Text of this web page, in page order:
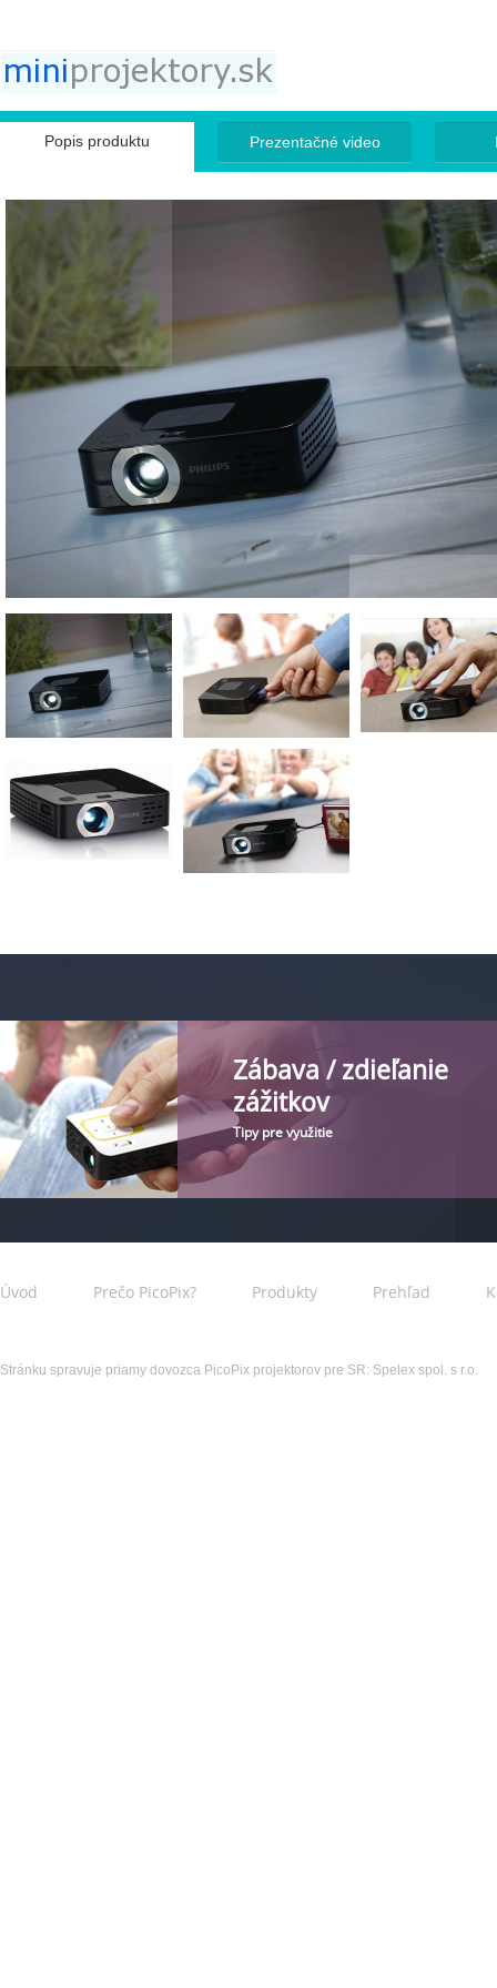
Popis produktu Prezentačné video
Zábava / zdieľanie
zážitkov
Tipy pre využitie
Úvod Prečo PicoPix? Produkty Prehľad
Stránku spravuje priamy dovozca PicoPix projektorov pre SR: Spelex spol. s r.o.